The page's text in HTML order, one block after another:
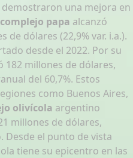
una mejora en
complejo papa alcanzó
dólares (22,9% var. i.a.).
desde el 2022. Por su
182 millones de dólares,
del 60,7%. Estos
como Buenos Aires,
olivícola argentino
millones de dólares,
el punto de vista
tiene su epicentro en las